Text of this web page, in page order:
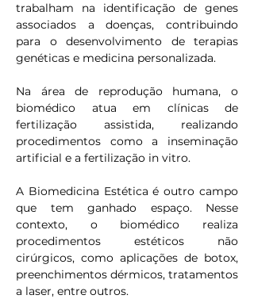
trabalham na identificação de genes
associados a doenças, contribuindo
para o desenvolvimento de terapias
genéticas e medicina personalizada.
Na área de reprodução humana, o
biomédico atua em clínicas de
fertilização assistida, realizando
procedimentos como a inseminação
artificial e a fertilização in vitro.
A Biomedicina Estética é outro campo
que tem ganhado espaço. Nesse
contexto, o biomédico realiza
procedimentos estéticos não
cirúrgicos, como aplicações de botox,
preenchimentos dérmicos, tratamentos
a laser, entre outros.